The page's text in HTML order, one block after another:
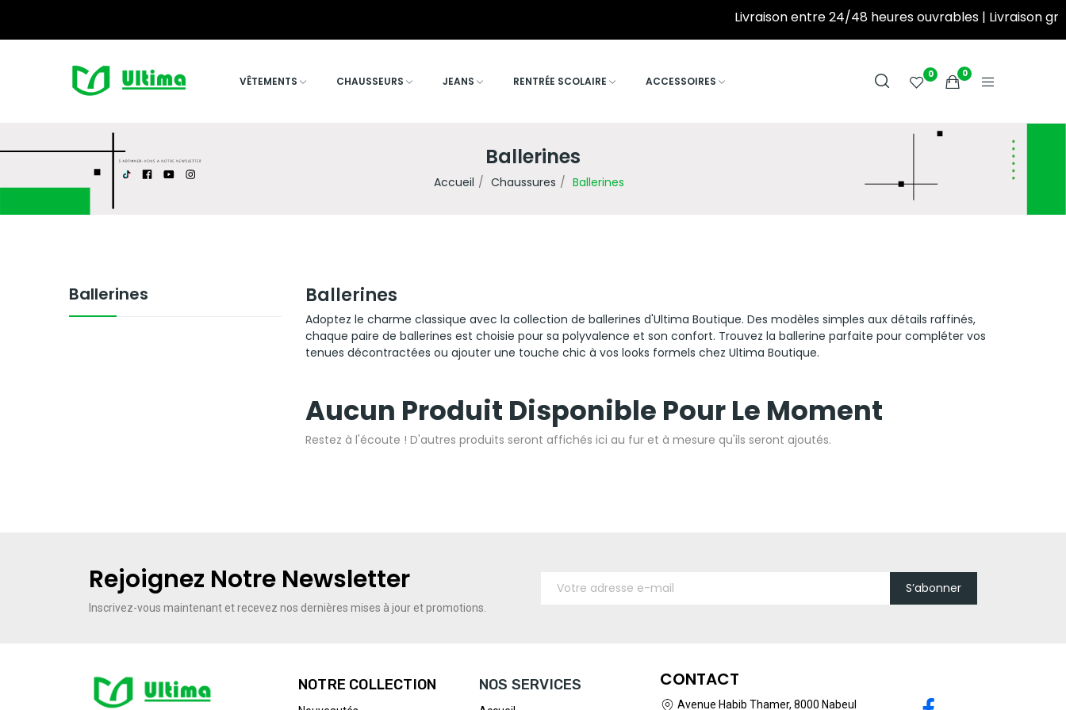
Livraison entre 24/48 heures ouvrables | Livraison
VÊTEMENTS CHAUSSEURS JEANS RENTRÉE SCOLAIRE ACCESSOIRES
0 0
Ballerines
Accueil Chaussures Ballerines
Ballerines Ballerines
Adoptez le charme classique avec la collection de ballerines d'Ultima Boutique. Des modèles simples aux détails raffinés,
chaque paire de ballerines est choisie pour sa polyvalence et son confort. Trouvez la ballerine parfaite pour compléter vos
tenues décontractées ou ajouter une touche chic à vos looks formels chez Ultima Boutique.
Aucun Produit Disponible Pour Le Moment
Restez à l'écoute ! D'autres produits seront affichés ici au fur et à mesure qu'ils seront ajoutés.
Rejoignez Notre Newsletter
Inscrivez-vous maintenant et recevez nos dernières mises à jour et promotions.
S’abonner
NOTRE COLLECTION NOS SERVICES CONTACT
Avenue Habib Thamer, 8000 Nabeul